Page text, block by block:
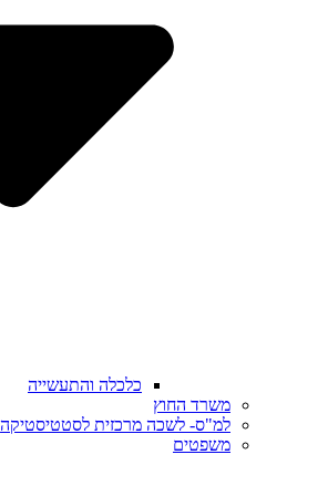
כלכלה והתעשייה
משרד החוץ
למ"ס- לשכה מרכזית לסטטיסטיקה
משפטים